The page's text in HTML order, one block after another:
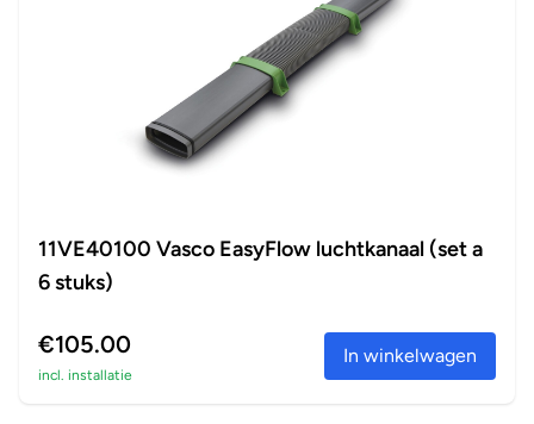
11VE40100 Vasco EasyFlow luchtkanaal (set a
6 stuks)
€105.00
incl. installatie
In winkelwagen